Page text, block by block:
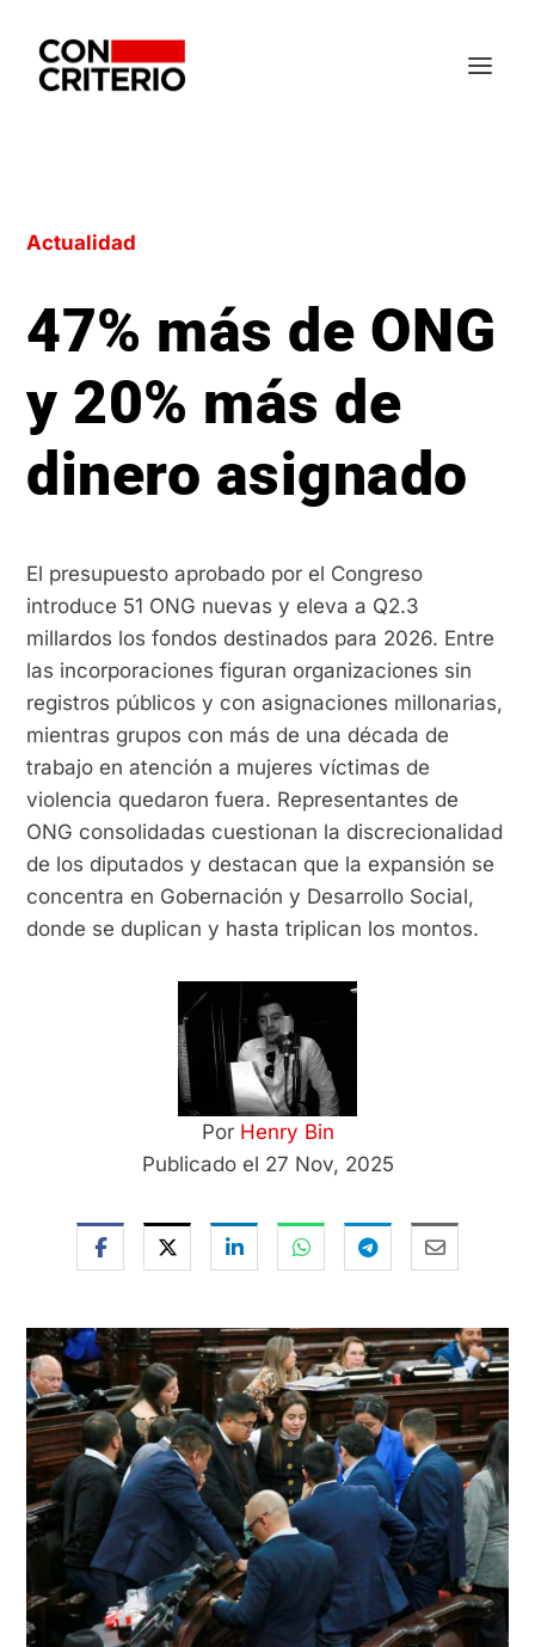
Actualidad
47% más de ONG
y 20% más de
dinero asignado
El presupuesto aprobado por el Congreso
introduce 51 ONG nuevas y eleva a Q2.3
millardos los fondos destinados para 2026. Entre
las incorporaciones figuran organizaciones sin
registros públicos y con asignaciones millonarias,
mientras grupos con más de una década de
trabajo en atención a mujeres víctimas de
violencia quedaron fuera. Representantes de
ONG consolidadas cuestionan la discrecionalidad
de los diputados y destacan que la expansión se
concentra en Gobernación y Desarrollo Social,
donde se duplican y hasta triplican los montos.
Por Henry Bin
Publicado el 27 Nov, 2025